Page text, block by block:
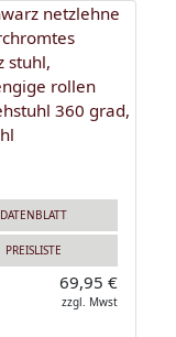
DATENBLATT
PREISLISTE
69,95 €
zzgl. Mwst